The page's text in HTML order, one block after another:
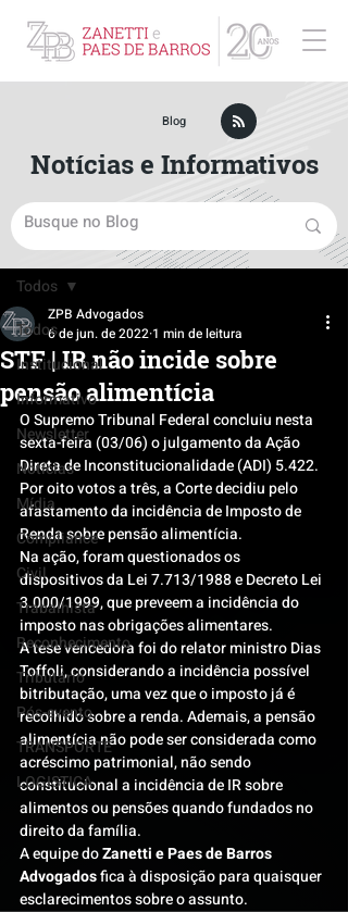
Post
Todos
Institucional
Informativo
Newsletter
Notícias
Mídia
Compliance
Civil
Trabalhista
Reconhecimento
Tributário
Pós-evento
TRANSPORTE
LOGISTICA
Todos
STF | IR não incide sobre
pensão alimentícia
ZPB Advogados
6 de jun. de 2022 1 min de leitura
O Supremo Tribunal Federal concluiu nesta
sexta-feira (03/06) o julgamento da Ação
Direta de Inconstitucionalidade (ADI) 5.422.
Por oito votos a três, a Corte decidiu pelo
afastamento da incidência de Imposto de
Renda sobre pensão alimentícia.
Na ação, foram questionados os
dispositivos da Lei 7.713/1988 e Decreto Lei
3.000/1999, que preveem a incidência do
imposto nas obrigações alimentares.
A tese vencedora foi do relator ministro Dias
Toffoli, considerando a incidência possível
bitributação, uma vez que o imposto já é
recolhido sobre a renda. Ademais, a pensão
alimentícia não pode ser considerada como
acréscimo patrimonial, não sendo
constitucional a incidência de IR sobre
alimentos ou pensões quando fundados no
direito da família.
A equipe do Zanetti e Paes de Barros
Advogados fica à disposição para quaisquer
esclarecimentos sobre o assunto.
Blog
Notícias e Informativos